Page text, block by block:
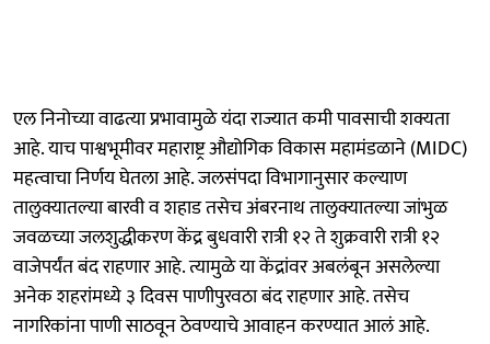
एल निनोच्या वाढत्या प्रभावामुळे यंदा राज्यात कमी पावसाची शक्यता
आहे. याच पाश्वभूमीवर महाराष्ट्र औद्योगिक विकास महामंडळाने (MIDC)
महत्वाचा निर्णय घेतला आहे. जलसंपदा विभागानुसार कल्याण
तालुक्यातल्या बारवी व शहाड तसेच अंबरनाथ तालुक्यातल्या जांभुळ
जवळच्या जलशुद्धीकरण केंद्र बुधवारी रात्री १२ ते शुक्रवारी रात्री १२
वाजेपर्यंत बंद राहणार आहे. त्यामुळे या केंद्रांवर अबलंबून असलेल्या
अनेक शहरांमध्ये ३ दिवस पाणीपुरवठा बंद राहणार आहे. तसेच
नागरिकांना पाणी साठवून ठेवण्याचे आवाहन करण्यात आलं आहे.